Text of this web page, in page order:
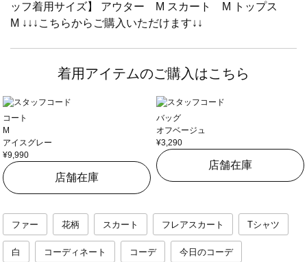
ッフ着用サイズ】 アウター M スカート M トップス
M ↓↓↓こちらからご購入いただけます↓↓
着用アイテムのご購入はこちら
コート
M
アイスグレー
¥9,990
店舗在庫
バッグ
オフベージュ
¥3,290
店舗在庫
ファー 花柄 スカート フレアスカート Tシャツ
白 コーディネート コーデ 今日のコーデ